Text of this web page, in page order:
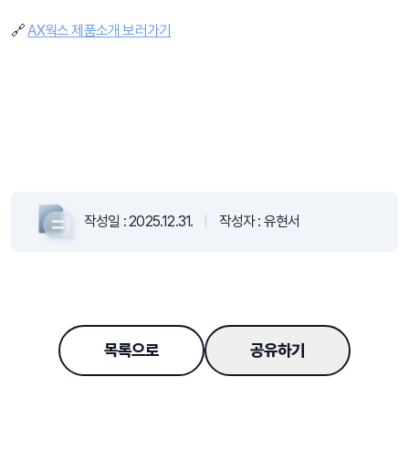
🔗 AX웍스 제품소개 보러가기
작성일 :2025.12.31. 작성자 : 유현서
목록으로 공유하기